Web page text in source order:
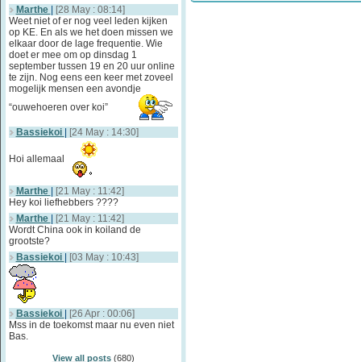
Marthe
[28 May : 08:14]
Weet niet of er nog veel leden kijken
op KE. En als we het doen missen we
elkaar door de lage frequentie. Wie
doet er mee om op dinsdag 1
september tussen 19 en 20 uur online
te zijn. Nog eens een keer met zoveel
mogelijk mensen een avondje
“ouwehoeren over koi”
Bassiekoi [24 May : 14:30]
Hoi allemaal
Marthe
[21 May : 11:42]
Hey koi liefhebbers ????
Marthe
[21 May : 11:42]
Wordt China ook in koiland de
grootste?
Bassiekoi
[03 May : 10:43]
Bassiekoi
[26 Apr : 00:06]
Mss in de toekomst maar nu even niet
Bas.
View all posts(680)